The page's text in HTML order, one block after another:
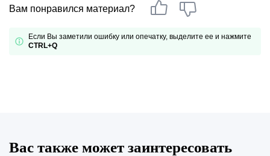
Вам понравился материал?
Если Вы заметили ошибку или опечатку, выделите ее и нажмите
CTRL+Q
Вас также может заинтересовать